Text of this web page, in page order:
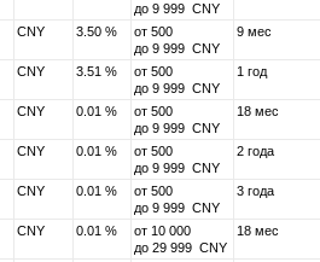
до 9 999 CNY
CNY 3.50 %
от 500
до 9 999 CNY
9 мес
CNY 3.51 %
от 500
до 9 999 CNY
1 год
CNY 0.01 %
от 500
до 9 999 CNY
18 мес
CNY 0.01 %
от 500
до 9 999 CNY
2 года
CNY 0.01 %
от 500
до 9 999 CNY
3 года
CNY 0.01 %
от 10 000
до 29 999 CNY
18 мес